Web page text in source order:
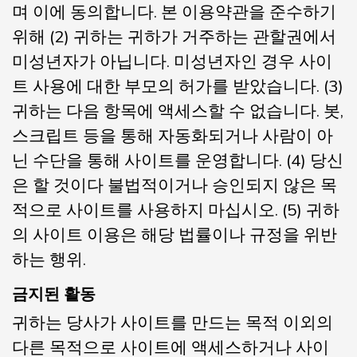
며 이에 동의합니다. 본 이용약관을 준수하기
위해 (2) 귀하는 귀하가 거주하는 관할권에서
미성년자가 아닙니다. 미성년자인 경우 사이
트 사용에 대한 부모의 허가를 받았습니다. (3)
귀하는 다음 항목에 액세스할 수 없습니다. 봇,
스크립트 등을 통해 자동화되거나 사람이 아
닌 수단을 통해 사이트를 운영합니다. (4) 당신
은 할 것이다 불법적이거나 승인되지 않은 목
적으로 사이트를 사용하지 마십시오. (5) 귀하
의 사이트 이용은 해당 법률이나 규정을 위반
하는 행위.
금지된 활동
귀하는 당사가 사이트를 만드는 목적 이외의
다른 목적으로 사이트에 액세스하거나 사이